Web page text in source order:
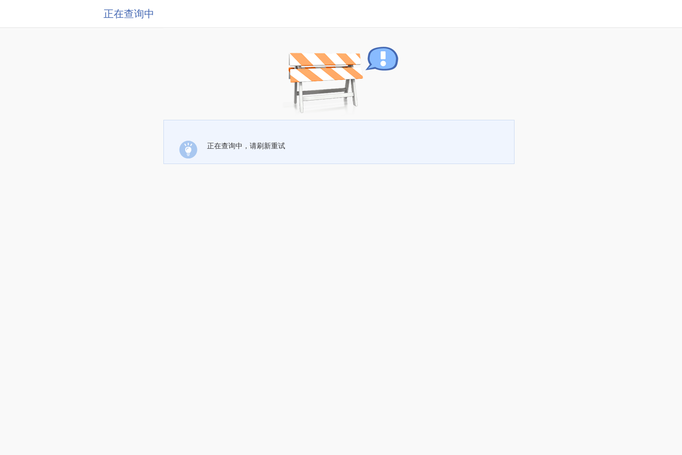
正在查询中
正在查询中，请刷新重试